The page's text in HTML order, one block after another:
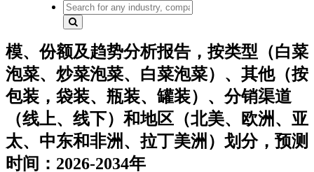
模、份额及趋势分析报告，按类型（白菜
泡菜、炒菜泡菜、白菜泡菜）、其他（按
包装，袋装、瓶装、罐装）、分销渠道
（线上、线下）和地区（北美、欧洲、亚
太、中东和非洲、拉丁美洲）划分，预测
时间：2026-2034年